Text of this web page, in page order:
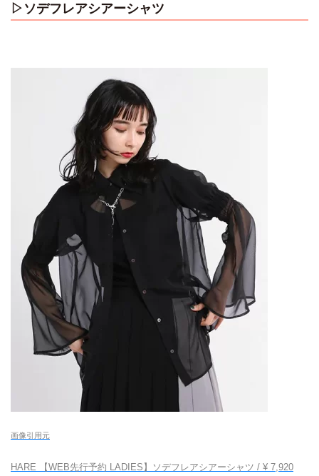
▷ソデフレアシアーシャツ
画像引用元
HARE 【WEB先行予約 LADIES】ソデフレアシアーシャツ / ¥ 7,920